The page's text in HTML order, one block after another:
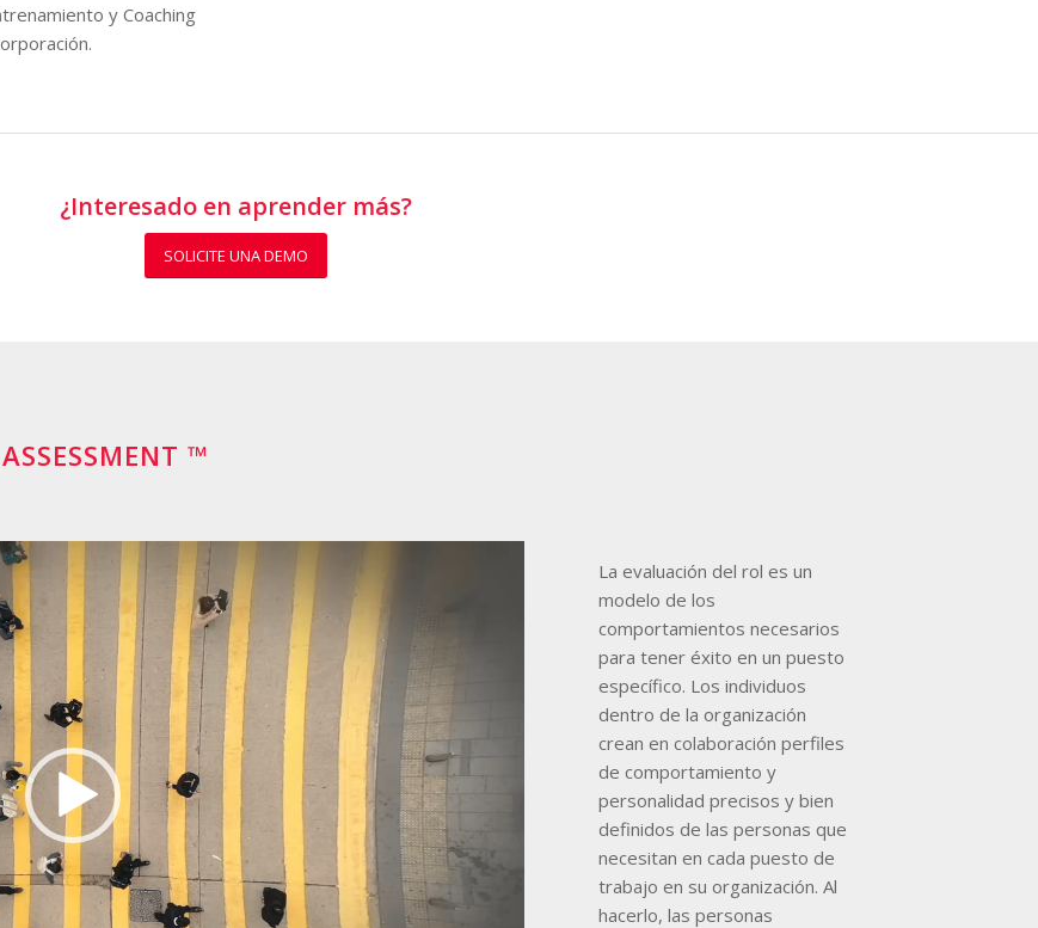
y Coaching
¿Interesado en aprender más?
SOLICITE UNA DEMO
™
La evaluación del rol es un
modelo de los
comportamientos necesarios
para tener éxito en un puesto
específico. Los individuos
dentro de la organización
crean en colaboración perfiles
de comportamiento y
personalidad precisos y bien
definidos de las personas que
necesitan en cada puesto de
trabajo en su organización. Al
hacerlo, las personas